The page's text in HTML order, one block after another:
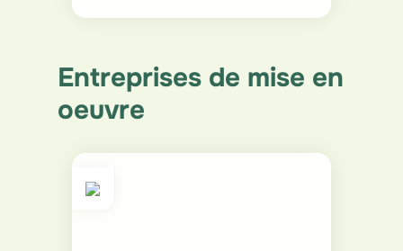
Entreprises de mise en
oeuvre